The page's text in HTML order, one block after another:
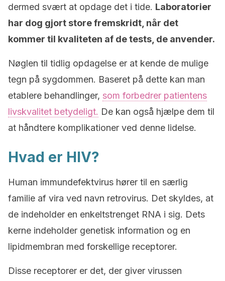
dermed svært at opdage det i tide. Laboratorier
har dog gjort store fremskridt, når det
kommer til kvaliteten af de tests, de anvender.
Nøglen til tidlig opdagelse er at kende de mulige
tegn på sygdommen. Baseret på dette kan man
etablere behandlinger, som forbedrer patientens
livskvalitet betydeligt. De kan også hjælpe dem til
at håndtere komplikationer ved denne lidelse.
Hvad er HIV?
Human immundefektvirus hører til en særlig
familie af vira ved navn retrovirus. Det skyldes, at
de indeholder en enkeltstrenget RNA i sig. Dets
kerne indeholder genetisk information og en
lipidmembran med forskellige receptorer.
Disse receptorer er det, der giver virussen